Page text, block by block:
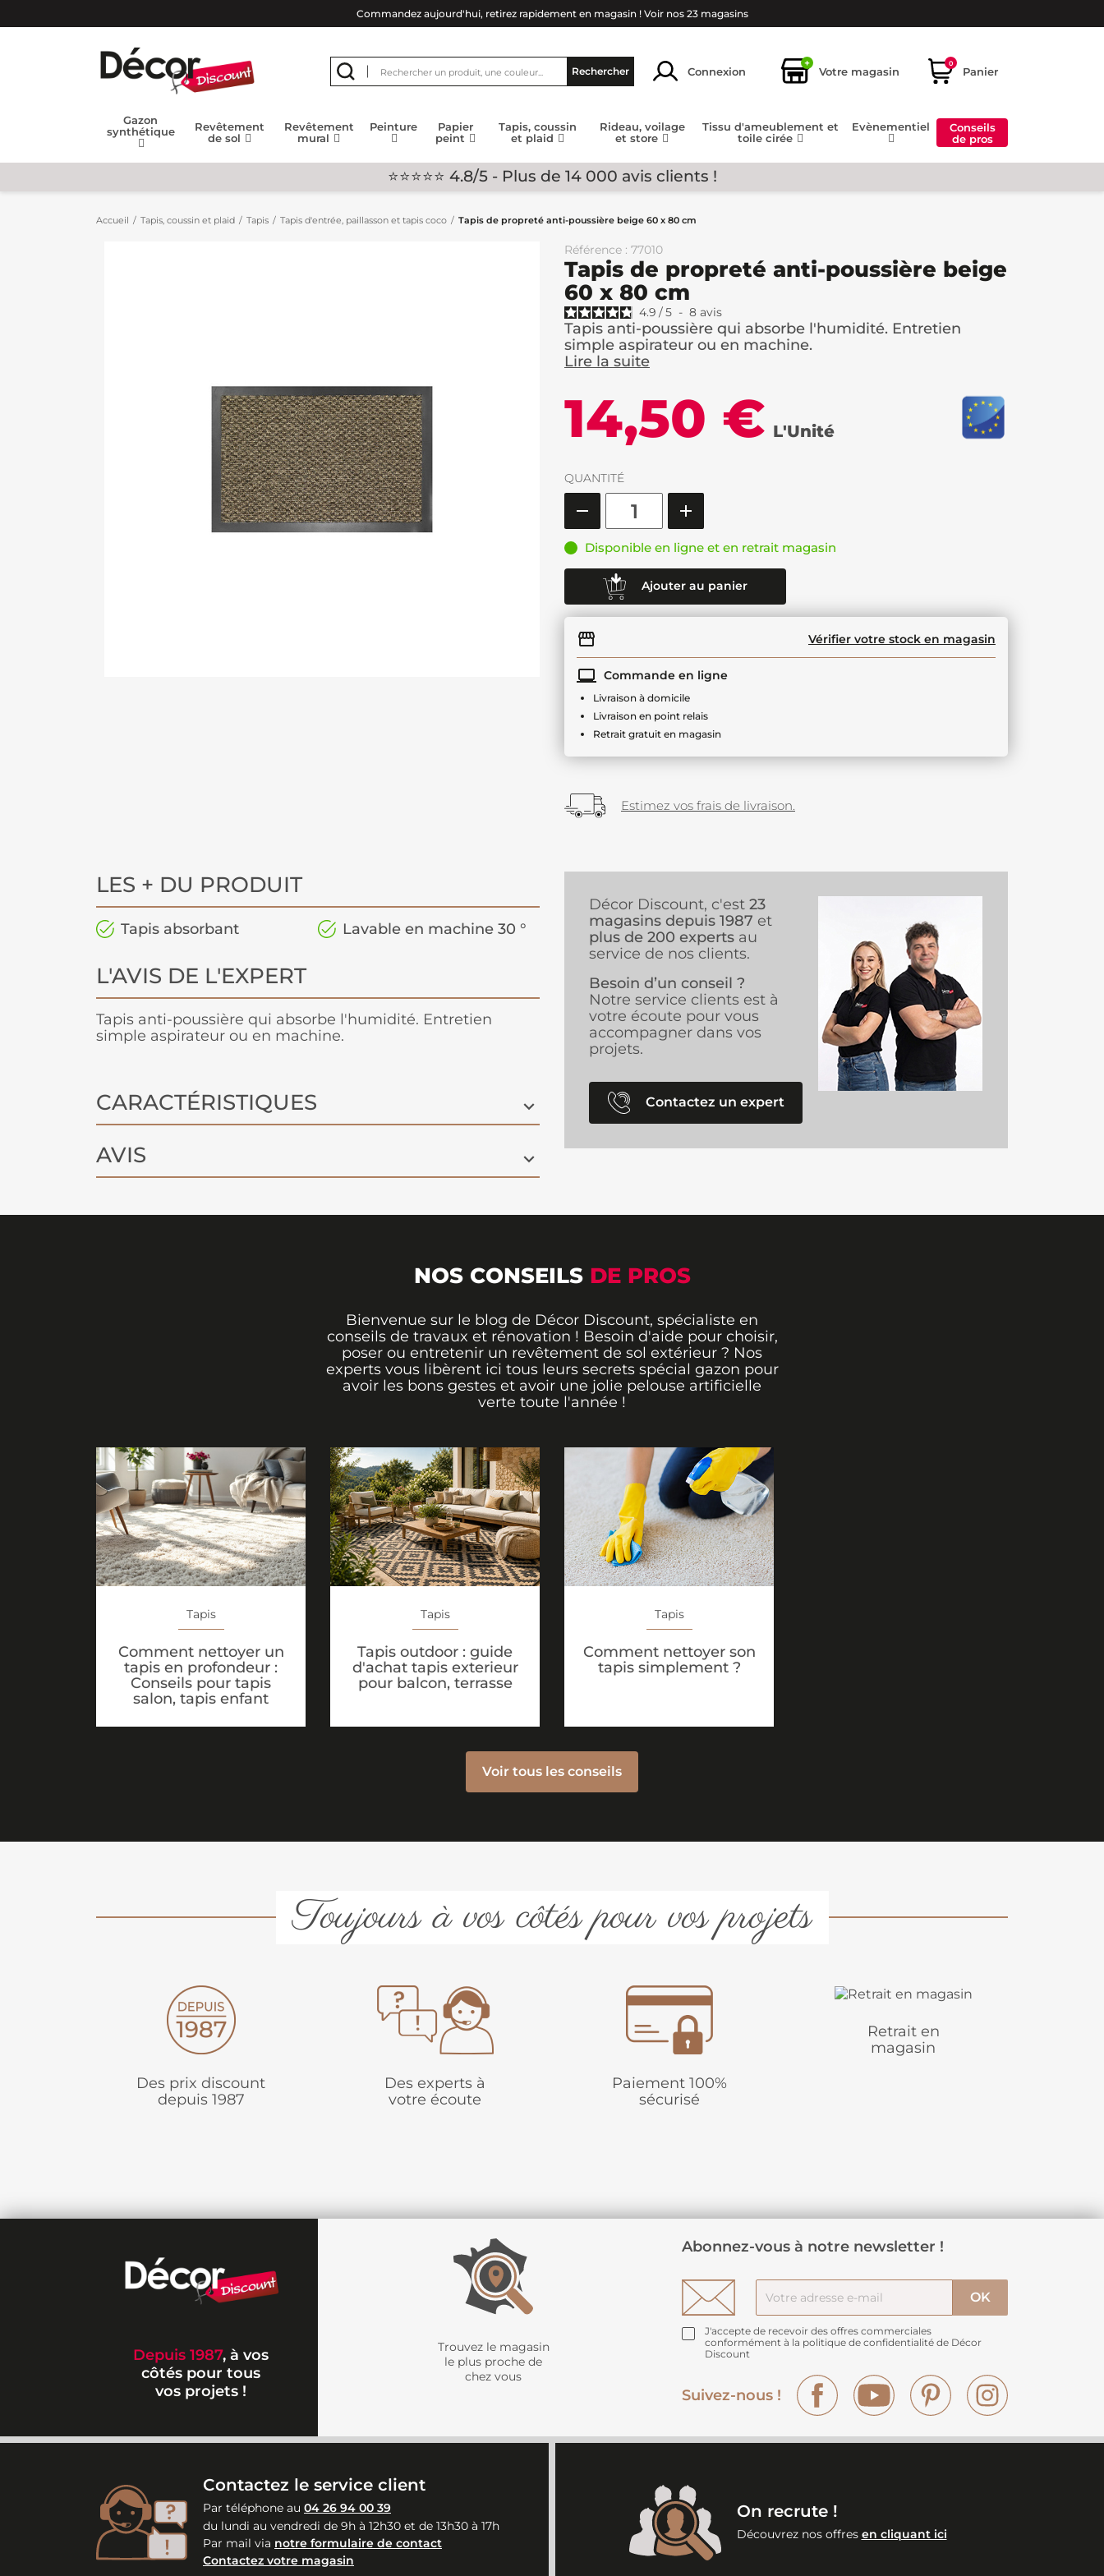
Commandez aujourd'hui, retirez rapidement en magasin ! Voir nos 23 magasins
Rechercher Connexion
+
Votre magasin
0
Panier
Gazon
synthétique
Revêtement
de sol
Revêtement
mural
Peinture
Papier
peint
Tapis, coussin
et plaid
Rideau, voilage
et store
Tissu d'ameublement et
toile cirée
Evènementiel
Conseils
de pros
⭐⭐⭐⭐⭐ 4.8/5 - Plus de 14 000 avis clients !
Accueil Tapis, coussin et plaid Tapis Tapis d'entrée, paillasson et tapis coco Tapis de propreté anti-poussière beige 60 x 80 cm
Référence : 77010
Tapis de propreté anti-poussière beige
60 x 80 cm
4.9 /5 - 8 avis
Tapis anti-poussière qui absorbe l'humidité. Entretien
simple aspirateur ou en machine.
Lire la suite
14,50 € L'Unité
QUANTITÉ
Disponible en ligne et en retrait magasin
Ajouter au panier
Vérifier votre stock en magasin
Commande en ligne
Livraison à domicile
Livraison en point relais
Retrait gratuit en magasin
Estimez vos frais de livraison.
LES + DU PRODUIT
Tapis absorbant Lavable en machine 30 °
L'AVIS DE L'EXPERT
Tapis anti-poussière qui absorbe l'humidité. Entretien
simple aspirateur ou en machine.
CARACTÉRISTIQUES
AVIS
Décor Discount, c'est 23
magasins depuis 1987 et
plus de 200 experts au
service de nos clients.
Besoin d’un conseil ?
Notre service clients est à
votre écoute pour vous
accompagner dans vos
projets.
Contactez un expert
NOS CONSEILS DE PROS
Bienvenue sur le blog de Décor Discount, spécialiste en
conseils de travaux et rénovation ! Besoin d'aide pour choisir,
poser ou entretenir un revêtement de sol extérieur ? Nos
experts vous libèrent ici tous leurs secrets spécial gazon pour
avoir les bons gestes et avoir une jolie pelouse artificielle
verte toute l'année !
Tapis
Comment nettoyer un
tapis en profondeur :
Conseils pour tapis
salon, tapis enfant
Tapis
Tapis outdoor : guide
d'achat tapis exterieur
pour balcon, terrasse
Tapis
Comment nettoyer son
tapis simplement ?
Voir tous les conseils
Toujours à vos côtés pour vos projets
Des prix discount
depuis 1987
Des experts à
votre écoute
Paiement 100%
sécurisé
Retrait en
magasin
Depuis 1987, à vos
côtés pour tous
vos projets !
Trouvez le magasin
le plus proche de
chez vous
Abonnez-vous à notre newsletter !
J'accepte de recevoir des offres commerciales
conformément à la politique de confidentialité de Décor
Discount
Suivez-nous !
Facebook YouTube Pinterest
Contactez le service client
Par téléphone au 04 26 94 00 39
du lundi au vendredi de 9h à 12h30 et de 13h30 à 17h
Par mail via notre formulaire de contact
Contactez votre magasin
On recrute !
Découvrez nos offres en cliquant ici